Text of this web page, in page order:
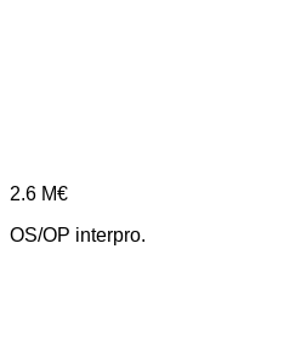
2.6 M€
OS/OP interpro.